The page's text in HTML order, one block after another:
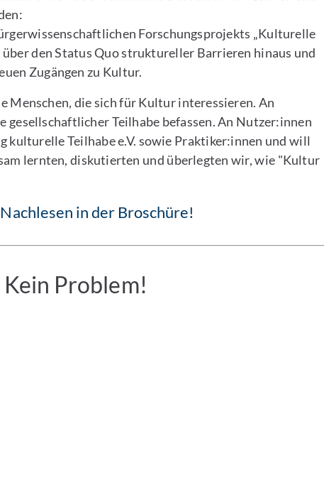
Forschungsprojekts „Kulturelle
über den Status Quo struktureller Barrieren hinaus und
Zugängen zu Kultur.
Menschen, die sich für Kultur interessieren. An
Teilhabe befassen. An Nutzer:innen
Teilhabe e.V. sowie Praktiker:innen und will
lernten, diskutierten und überlegten wir, wie "Kultur
in der Broschüre!
Kein Problem!